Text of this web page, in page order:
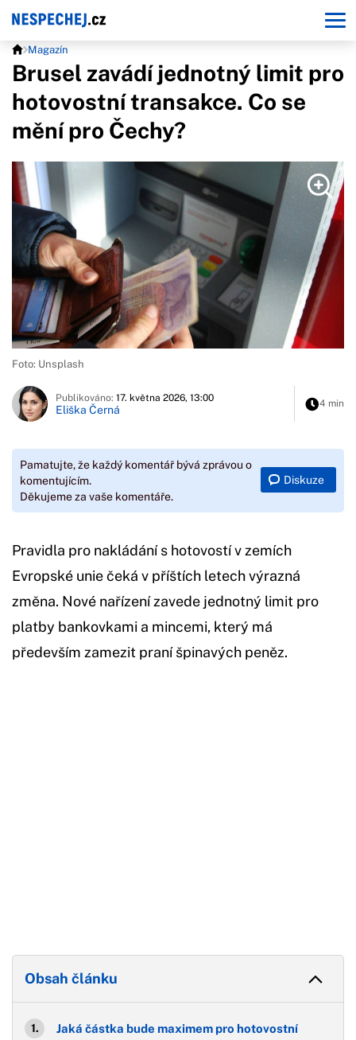
Magazín
Brusel zavádí jednotný limit pro
hotovostní transakce. Co se
mění pro Čechy?
Foto: Unsplash
Publikováno: 17. května 2026, 13:00
Eliška Černá 4 min
Pamatujte, že každý komentář bývá zprávou o
komentujícím.
Děkujeme za vaše komentáře.
Diskuze
Pravidla pro nakládání s hotovostí v zemích
Evropské unie čeká v příštích letech výrazná
změna. Nové nařízení zavede jednotný limit pro
platby bankovkami a mincemi, který má
především zamezit praní špinavých peněz.
Obsah článku
Jaká částka bude maximem pro hotovostní